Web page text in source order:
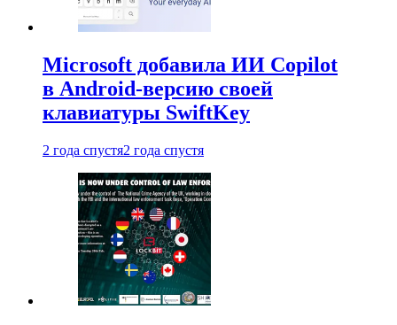
Microsoft добавила ИИ Copilot
в Android-версию своей
клавиатуры SwiftKey
2 года спустя2 года спустя